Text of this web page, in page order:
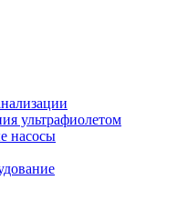
ультрафиолетом
насосы